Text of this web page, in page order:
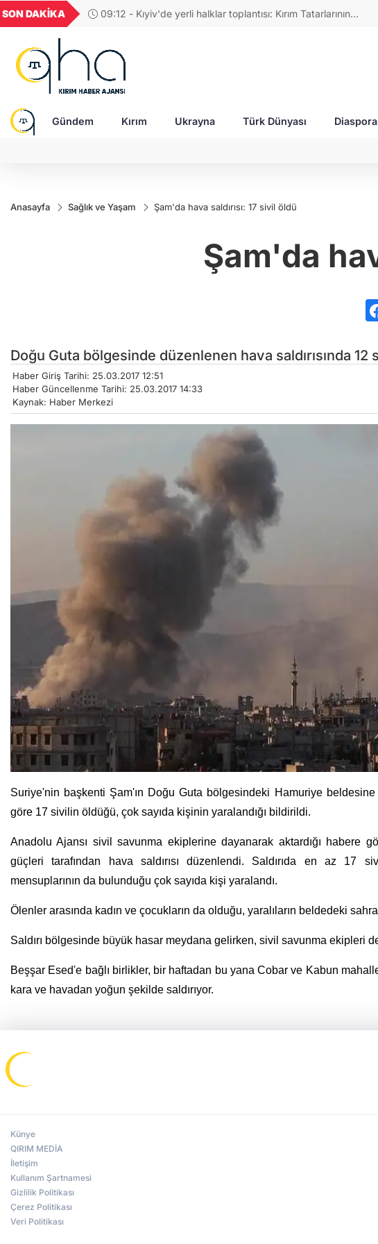
SON DAKİKA
09:12 - Kıyiv'de yerli halklar toplantısı: Kırım Tatarlarının
UYU
1,1849
18,2677
16,3788
27,9743
0,0018
Gündem Kırım Ukrayna Türk Dünyası Diaspora
Anasayfa Sağlık ve Yaşam Şam'da hava saldırısı: 17 sivil öldü
Şam'da
Doğu Guta bölgesinde düzenlenen hava saldırısında
Haber Giriş Tarihi: 25.03.2017 12:51
Haber Güncellenme Tarihi: 25.03.2017 14:33
Kaynak: Haber Merkezi
Suriye'nin başkenti Şam'ın Doğu Guta bölgesindeki Hamuriye
göre 17 sivilin öldüğü, çok sayıda kişinin yaralandığı bildirildi.
Anadolu Ajansı sivil savunma ekiplerine dayanarak aktardığı habere
güçleri tarafından hava saldırısı düzenlendi. Saldırıda en az 17
mensuplarının da bulunduğu çok sayıda kişi yaralandı.
Ölenler arasında kadın ve çocukların da olduğu, yaralıların beldedeki
Saldırı bölgesinde büyük hasar meydana gelirken, sivil savunma ekipleri
Beşşar Esed'e bağlı birlikler, bir haftadan bu yana Cobar ve Kabun
kara ve havadan yoğun şekilde saldırıyor.
Künye
QIRIM MEDİA
İletişim
Kullanım Şartnamesi
Gizlilik Politikası
Çerez Politikası
Veri Politikası